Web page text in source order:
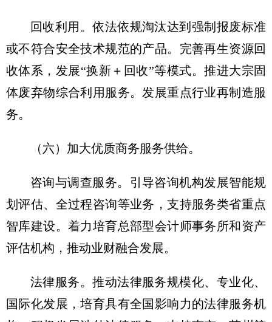
回收利用。依法依规淘汰达到强制报废标准
或不符合安全技术规范的产品。完善再生资源回
收体系，发展“换新＋回收”等模式。推进大宗固
体废弃物综合利用服务。发展重点行业再制造服
务。
（六）加大优质商务服务供给。
咨询与调查服务。引导咨询机构发展智能规
划评估、全过程咨询等业务，支持服务类省重点
智库建设。着力培育总部型会计师事务所和资产
评估机构，推动业财融合发展。
法律服务。推动法律服务规模化、专业化、
国际化发展，培育具有全国影响力的法律服务机